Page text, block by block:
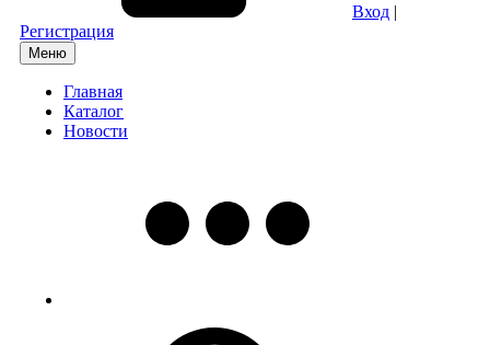
Вход |
Регистрация
Меню
Главная
Каталог
Новости